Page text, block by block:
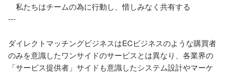
私たちはチームの為に行動し、惜しみなく共有する
---
ダイレクトマッチングビジネスはECビジネスのような購買者
のみを意識したワンサイドのサービスとは異なり、各業界の
「サービス提供者」サイドも意識したシステム設計やマーケ